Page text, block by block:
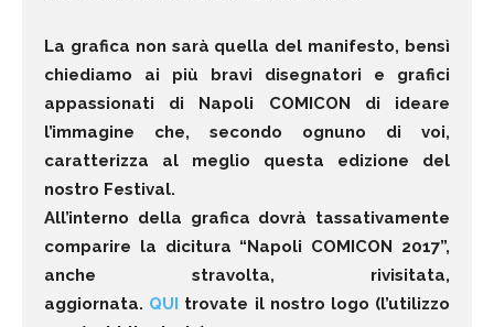
La grafica non sarà quella del manifesto, bensì
chiediamo ai più bravi disegnatori e grafici
appassionati di Napoli COMICON di ideare
l’immagine che, secondo ognuno di voi,
caratterizza al meglio questa edizione del
nostro Festival.
All’interno della grafica dovrà tassativamente
comparire la dicitura “Napoli COMICON 2017”,
anche stravolta, rivisitata,
aggiornata. QUI trovate il nostro logo (l’utilizzo